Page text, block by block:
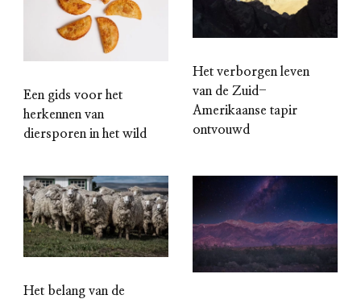
Een gids voor het
herkennen van
diersporen in het wild
Het verborgen leven
van de Zuid-
Amerikaanse tapir
ontvouwd
Het belang van de